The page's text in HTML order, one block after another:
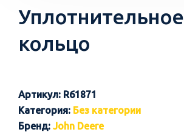
Уплотнительное
кольцо
Артикул: R61871
Категория: Без категории
Бренд: John Deere